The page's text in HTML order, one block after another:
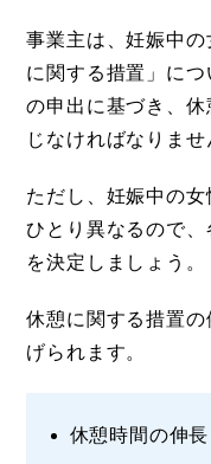
事業主は、妊娠中
に関する措置」に
の申出に基づき、
じなければなりませ
ただし、妊娠中の
ひとり異なるので
を決定しましょう。
休憩に関する措置
げられます。
休憩時間の伸長